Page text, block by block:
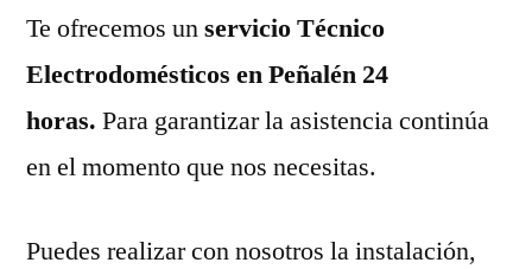
Te ofrecemos unservicio Técnico
Electrodomésticos en Peñalén 24
horas. Para garantizar la asistencia continúa
en el momento que nos necesitas.
Puedes realizar con nosotros la instalación,